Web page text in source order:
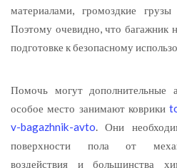
материалами, громоздкие
Поэтому очевидно, что багажник
подготовке к безопасному
Помочь могут дополнительные
особое место занимают коврики
v-bagazhnik-avto. Они
поверхности пола от
воздействия и большинства